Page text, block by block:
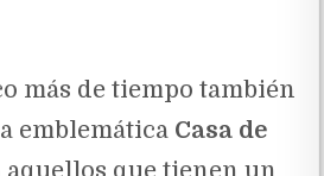
más de tiempo también
emblemática Casa de